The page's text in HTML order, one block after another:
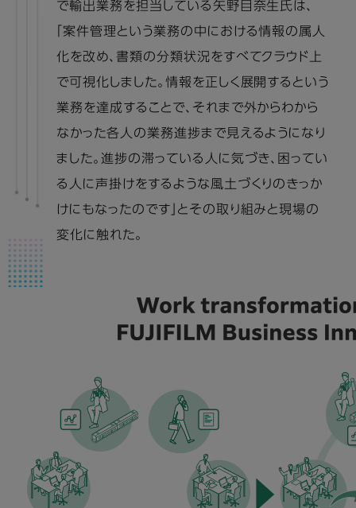
で輸出業務を担当している矢野目奈生氏は、
「案件管理という業務の中における情報の属人
化を改め、書類の分類状況をすべてクラウド上
で可視化しました。情報を正しく展開するという
業務を達成することで、それまで外からわから
なかった各人の業務進捗まで見えるようになり
ました。進捗の滞っている人に気づき、困ってい
る人に声掛けをするような風土づくりのきっか
けにもなったのです」とその取り組みと現場の
変化に触れた。